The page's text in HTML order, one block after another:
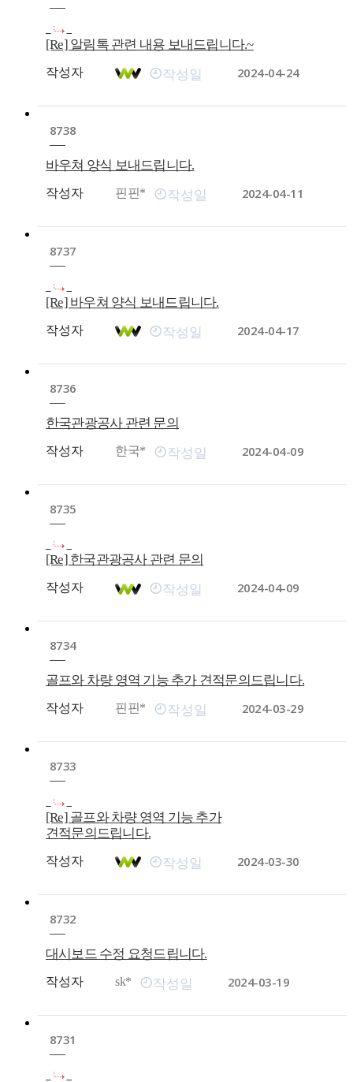
[Re] 알림톡 관련 내용 보내드립니다.~
작성자 작성일 2024-04-24
8738
바우쳐 양식 보내드립니다.
작성자 핀핀* 작성일 2024-04-11
8737
[Re] 바우쳐 양식 보내드립니다.
작성자 작성일 2024-04-17
8736
한국관광공사 관련 문의
작성자 한국* 작성일 2024-04-09
8735
[Re] 한국관광공사 관련 문의
작성자 작성일 2024-04-09
8734
골프와 차량 영역 기능 추가 견적문의드립니다.
작성자 핀핀* 작성일 2024-03-29
8733
[Re] 골프와 차량 영역 기능 추가
견적문의드립니다.
작성자 작성일 2024-03-30
8732
대시보드 수정 요청드립니다.
작성자 sk* 작성일 2024-03-19
8731